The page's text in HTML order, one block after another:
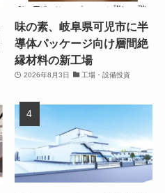
味の素、岐阜県可児市に半
導体パッケージ向け層間絶
縁材料の新工場
2026年8月3日 工場・設備投資